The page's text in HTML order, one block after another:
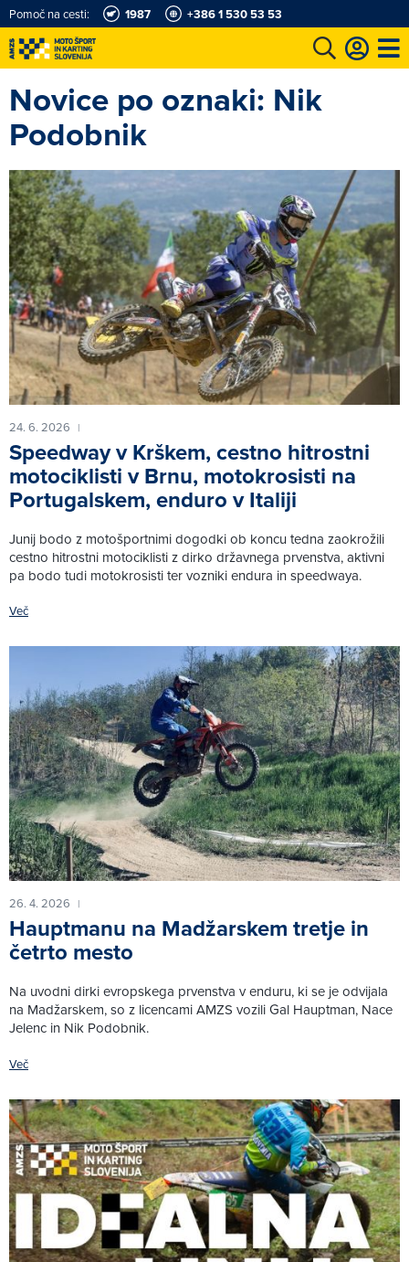
Pomoč na cesti: 1987 +386 1 530 53 53
Karting in motošportni center Najboljši za volanom
Novice po oznaki: Nik
Podobnik
24. 6. 2026 |
Speedway v Krškem, cestno hitrostni
motociklisti v Brnu, motokrosisti na
Portugalskem, enduro v Italiji
Junij bodo z motošportnimi dogodki ob koncu tedna zaokrožili
cestno hitrostni motociklisti z dirko državnega prvenstva, aktivni
pa bodo tudi motokrosisti ter vozniki endura in speedwaya.
Več
26. 4. 2026 |
Hauptmanu na Madžarskem tretje in
četrto mesto
Na uvodni dirki evropskega prvenstva v enduru, ki se je odvijala
na Madžarskem, so z licencami AMZS vozili Gal Hauptman, Nace
Jelenc in Nik Podobnik.
Več